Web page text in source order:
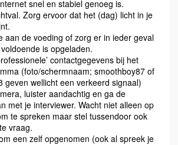
snel en stabiel genoeg is.
Zorg ervoor dat het (dag) licht in je
aan de voeding of zorg er in ieder geval
is opgeladen.
contactgegevens bij het
(foto/schermnaam; smoothboy87 of
geven wellicht een verkeerd signaal)
luister aandachtig en ga de
met je interviewer. Wacht niet alleen op
te spreken maar stel tussendoor ook
vraag.
een zelf opgenomen (ook al spreek je